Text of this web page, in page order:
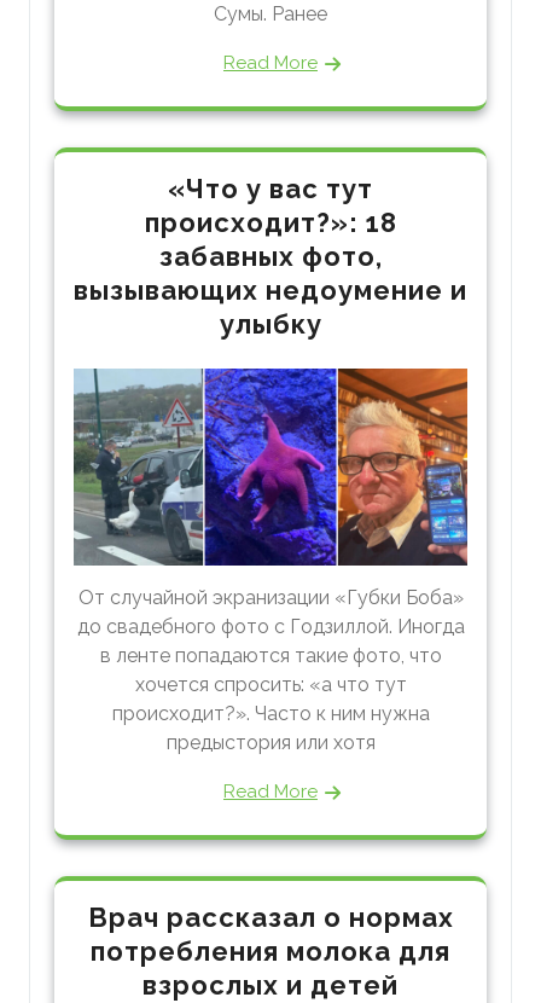
Сумы. Ранее
Read More
«Что у вас тут
происходит?»: 18
забавных фото,
вызывающих недоумение и
улыбку
От случайной экранизации «Губки Боба»
до свадебного фото с Годзиллой. Иногда
в ленте попадаются такие фото, что
хочется спросить: «а что тут
происходит?». Часто к ним нужна
предыстория или хотя
Read More
Врач рассказал о нормах
потребления молока для
взрослых и детей